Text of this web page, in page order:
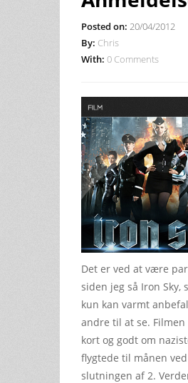
Posted on: 20/04/2012
By: Chris
With: 0 Comments
Det er ved at være
siden jeg så Iron Sky,
kun kan varmt
andre til at se.
kort og godt om
flygtede til månen ved
slutningen af 2.